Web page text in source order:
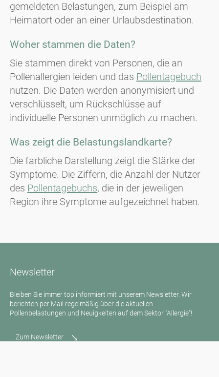
gemeldeten Belastungen, zum Beispiel am
Heimatort oder an einer Urlaubsdestination.
Woher stammen die Daten?
Sie stammen direkt von Personen, die an
Pollenallergien leiden und das Pollentagebuch
nutzen. Die Daten werden anonymisiert und
verschlüsselt, um Rückschlüsse auf
individuelle Personen unmöglich zu machen.
Was zeigt die Belastungslandkarte?
Die farbliche Darstellung zeigt die Stärke der
Symptome. Die Ziffern, die Anzahl der Nutzer
des Pollentagebuchs, die in der jeweiligen
Region ihre Symptome aufgezeichnet haben.
Newsletter
Bleiben Sie immer top informiert mit unserem Newsletter. Wir
berichten per Mail regelmäßig über die aktuellen
Pollenbelastungen und Neuigkeiten auf dem Sektor "Allergie"!
Zum Newsletter